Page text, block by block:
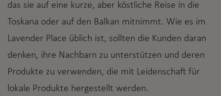
das sie auf eine kurze, aber köstliche Reise in die
Toskana oder auf den Balkan mitnimmt. Wie es im
Lavender Place üblich ist, sollten die Kunden daran
denken, ihre Nachbarn zu unterstützen und deren
Produkte zu verwenden, die mit Leidenschaft für
lokale Produkte hergestellt werden.